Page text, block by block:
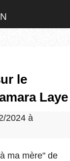
le
Laye
2024 à
ma mère" de